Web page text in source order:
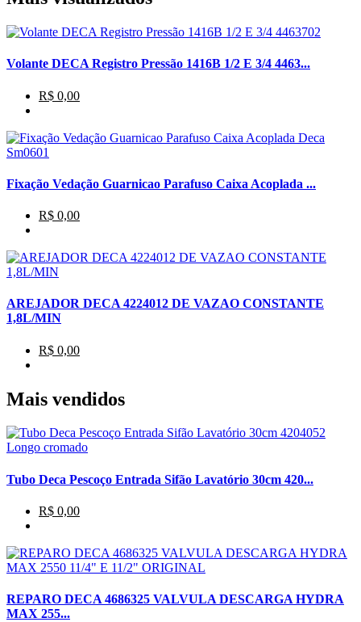
Volante DECA Registro Pressão 1416B 1/2 E 3/4 4463...
R$ 0,00
Fixação Vedação Guarnicao Parafuso Caixa Acoplada ...
R$ 0,00
AREJADOR DECA 4224012 DE VAZAO CONSTANTE
1,8L/MIN
R$ 0,00
Mais vendidos
Tubo Deca Pescoço Entrada Sifão Lavatório 30cm 420...
R$ 0,00
REPARO DECA 4686325 VALVULA DESCARGA HYDRA
MAX 255...